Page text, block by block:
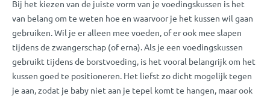
Bij het kiezen van de juiste vorm van je voedingskussen is het
van belang om te weten hoe en waarvoor je het kussen wil gaan
gebruiken. Wil je er alleen mee voeden, of er ook mee slapen
tijdens de zwangerschap (of erna). Als je een voedingskussen
gebruikt tijdens de borstvoeding, is het vooral belangrijk om het
kussen goed te positioneren. Het liefst zo dicht mogelijk tegen
je aan, zodat je baby niet aan je tepel komt te hangen, maar ook